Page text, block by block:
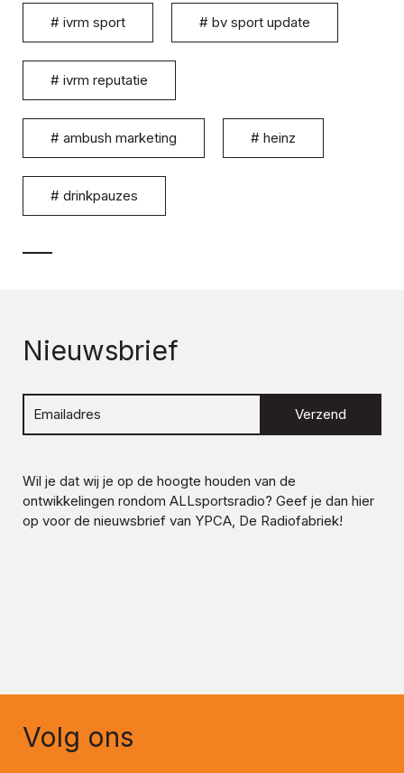
# ivrm sport # bv sport update
# ivrm reputatie
# ambush marketing # heinz
# drinkpauzes
Nieuwsbrief
Verzend
Wil je dat wij je op de hoogte houden van de
ontwikkelingen rondom ALLsportsradio? Geef je dan hier
op voor de nieuwsbrief van YPCA, De Radiofabriek!
Volg ons